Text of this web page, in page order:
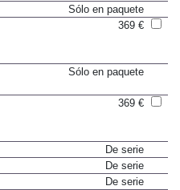
Sólo en paquete
369 €
Sólo en paquete
369 €
De serie
De serie
De serie